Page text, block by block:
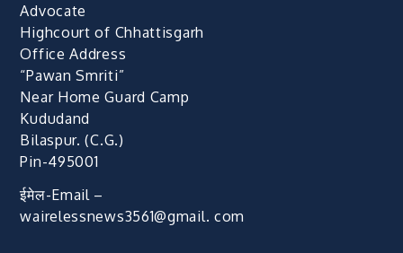
Advocate
Highcourt of Chhattisgarh
Office Address
“Pawan Smriti”
Near Home Guard Camp
Kududand
Bilaspur. (C.G.)
Pin-495001
ईमेल-Email –
wairelessnews3561@gmail. com